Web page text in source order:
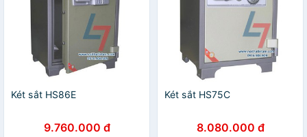
Két sắt HS86E
9.760.000 đ
Két sắt HS75C
8.080.000 đ